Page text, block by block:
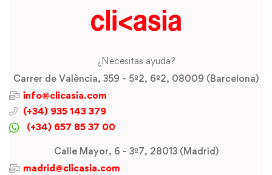
¿Necesitas ayuda?
Carrer de València, 359 - 5º2, 6º2, 08009 (Barcelona)
info@clicasia.com
(+34) 935 143 379
(+34) 657 85 37 00
Calle Mayor, 6 - 3º7, 28013 (Madrid)
madrid@clicasia.com